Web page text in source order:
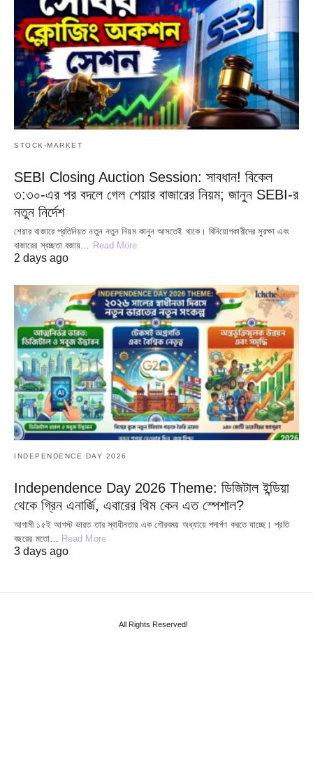
STOCK-MARKET
SEBI Closing Auction Session: সাবধান! বিকেল
৩:৩০-এর পর বদলে গেল শেয়ার বাজারের নিয়ম; জানুন SEBI-র
নতুন নির্দেশ
শেয়ার বাজারে প্রতিনিয়ত নতুন নতুন নিয়ম কানুন আসতেই থাকে। বিনিয়োগকারীদের সুরক্ষা এবং
বাজারের স্বচ্ছতা বজায়…
Read More
2 days ago
INDEPENDENCE DAY 2026
Independence Day 2026 Theme: ডিজিটাল ইন্ডিয়া
থেকে গ্রিন এনার্জি, এবারের থিম কেন এত স্পেশাল?
আগামী ১৫ই আগস্ট ভারত তার স্বাধীনতার এক গৌরবময় অধ্যায়ে পদার্পণ করতে যাচ্ছে। প্রতি
বছরের মতো… Read More
3 days ago
All Rights Reserved!